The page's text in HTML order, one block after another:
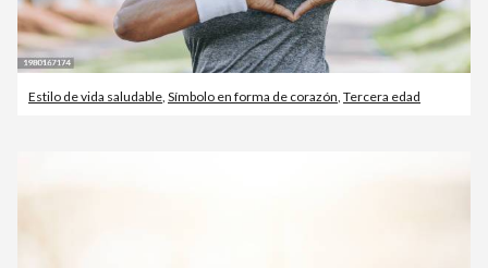
Estilo de vida saludable, Símbolo en forma de corazón, Tercera edad